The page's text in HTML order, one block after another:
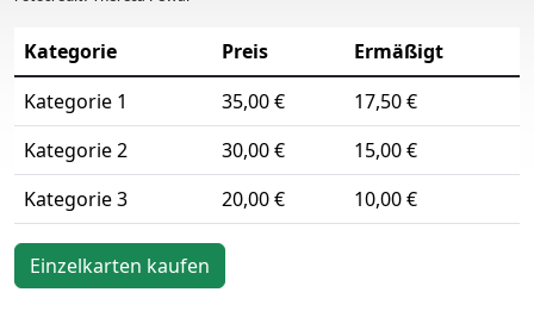
Kategorie Preis
Ermäßigt
Kategorie 1
35,00 €
17,50 €
Kategorie 2
30,00 €
15,00 €
Kategorie 3
20,00 € 10,00 €
Einzelkarten kaufen